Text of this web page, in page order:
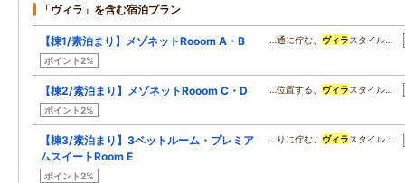
「ヴィラ」を含む宿泊プラン
【棟1/素泊まり】メゾネットRooom A・B
ポイント2%
…通に佇む、 ヴィラスタイル…
【棟2/素泊まり】メゾネットRooom C・D
ポイント2%
…位置する、 ヴィラスタイル…
【棟3/素泊まり】3ベットルーム・プレミア
ムスイートRoom E
ポイント2%
…りに佇む、 ヴィラスタイル…